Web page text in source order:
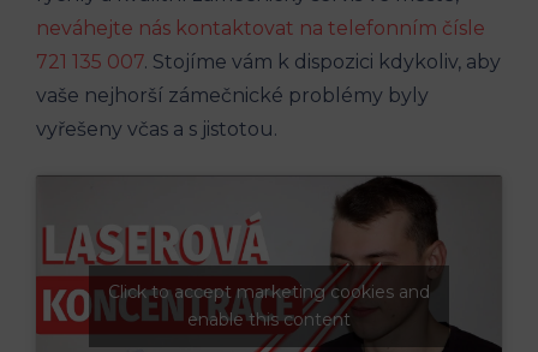
neváhejte nás kontaktovat na telefonním čísle
721 135 007. Stojíme vám k dispozici kdykoliv, aby
vaše nejhorší zámečnické problémy byly
vyřešeny včas a s jistotou.
Click to accept marketing cookies and
enable this content